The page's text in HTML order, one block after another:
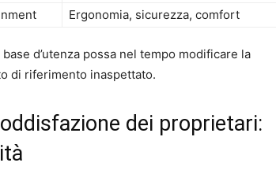
Ergonomia, sicurezza, comfort
d’utenza possa nel tempo modificare la
di riferimento inaspettato.
dei proprietari: